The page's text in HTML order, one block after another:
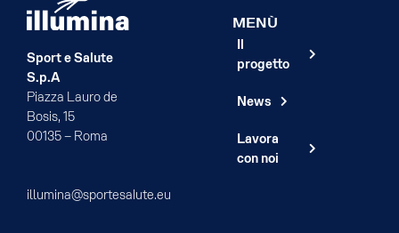
Sport e Salute
S.p.A
Piazza Lauro de
Bosis, 15
00135 – Roma
illumina@sportesalute.eu
MENÙ
Il
progetto
News
Lavora
con noi